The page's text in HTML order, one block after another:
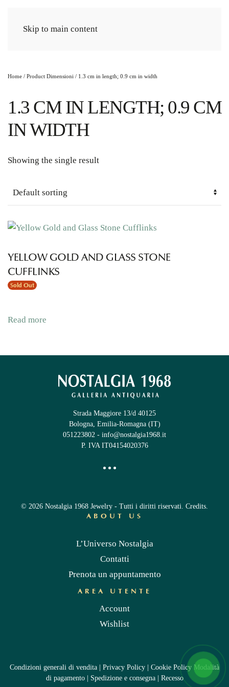
Skip to main content
Home / Product Dimensioni / 1.3 cm in length; 0.9 cm in width
1.3 CM IN LENGTH; 0.9 CM
IN WIDTH
Showing the single result
YELLOW GOLD AND GLASS STONE
CUFFLINKS
Sold Out
Read more
Strada Maggiore 13/d 40125
Bologna, Emilia-Romagna (IT)
051223802 - info@nostalgia1968.it
P. IVA IT04154020376
© 2026 Nostalgia 1968 Jewelry - Tutti i diritti riservati. Credits.
ABOUT US
L’Universo Nostalgia
Contatti
Prenota un appuntamento
AREA UTENTE
Account
Wishlist
Condizioni generali di vendita Privacy Policy Cookie Policy Modalità
di pagamento| Spedizione e consegna| Recesso